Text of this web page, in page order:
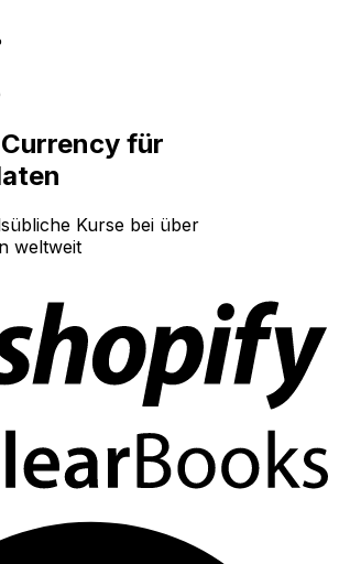
für
Kurse bei über
weltweit